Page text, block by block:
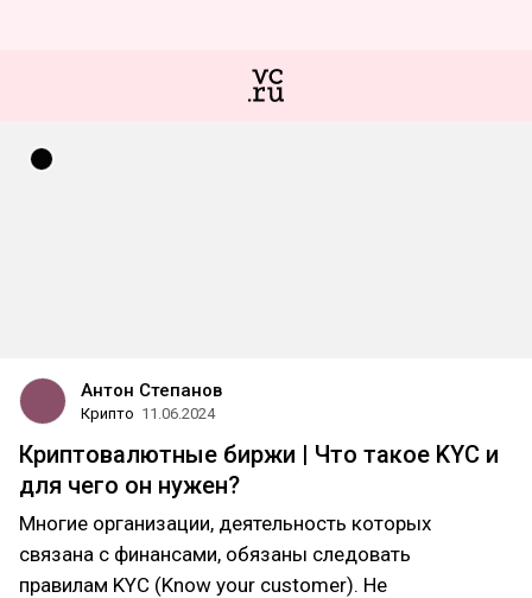
Антон Степанов
Крипто 11.06.2024
Криптовалютные биржи | Что такое KYC и
для чего он нужен?
Многие организации, деятельность которых
связана с финансами, обязаны следовать
правилам KYC (Know your customer). Не